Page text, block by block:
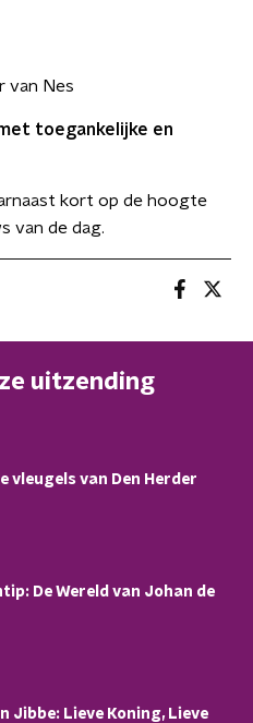
van Nes
toegankelijke en
kort op de hoogte
van de dag.
uitzending
vleugels van Den Herder
De Wereld van Johan de
Jibbe: Lieve Koning, Lieve